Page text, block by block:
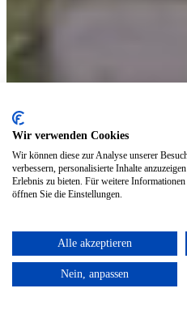
Wir verwenden Cookies
Wir können diese zur Analyse unserer
verbessern, personalisierte Inhalte
Erlebnis zu bieten. Für weitere
öffnen Sie die Einstellungen.
Alle akzeptieren
Nein, anpassen